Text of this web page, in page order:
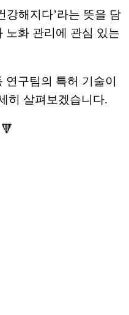
강해지다’라는 뜻을 담
노화 관리에 관심 있는
구팀의 특허 기술이
히 살펴보겠습니다.